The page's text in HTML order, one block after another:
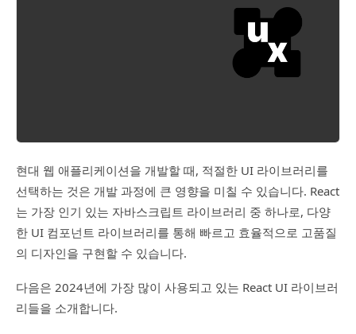
현대 웹 애플리케이션을 개발할 때, 적절한 UI 라이브러리를
선택하는 것은 개발 과정에 큰 영향을 미칠 수 있습니다. React
는 가장 인기 있는 자바스크립트 라이브러리 중 하나로, 다양
한 UI 컴포넌트 라이브러리를 통해 빠르고 효율적으로 고품질
의 디자인을 구현할 수 있습니다.
다음은 2024년에 가장 많이 사용되고 있는 React UI 라이브러
리들을 소개합니다.